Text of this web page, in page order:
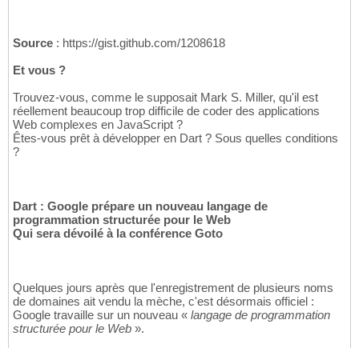
Source : https://gist.github.com/1208618
Et vous ?
Trouvez-vous, comme le supposait Mark S. Miller, qu'il est
réellement beaucoup trop difficile de coder des applications
Web complexes en JavaScript ?
Êtes-vous prêt à développer en Dart ? Sous quelles conditions
?
Dart : Google prépare un nouveau langage de
programmation structurée pour le Web
Qui sera dévoilé à la conférence Goto
Quelques jours après que l'enregistrement de plusieurs noms
de domaines ait vendu la mèche, c'est désormais officiel :
Google travaille sur un nouveau « langage de programmation
structurée pour le Web ».